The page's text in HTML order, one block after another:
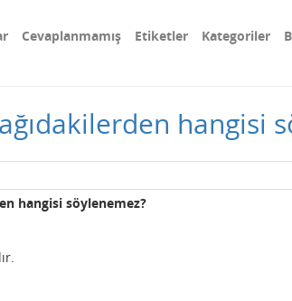
Cevaplanmamış Etiketler Kategoriler
hangisi
hangisi söylenemez?